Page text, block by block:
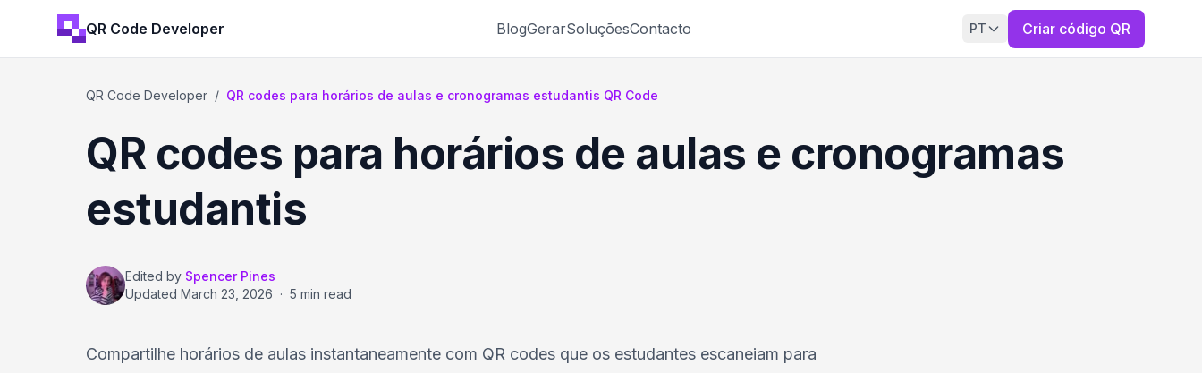
QR Code Developer BlogGerarSoluçõesContacto PT Criar código QR
QR Code Developer / QR codes para horários de aulas e cronogramas estudantis QR Code
QR codes para horários de aulas e cronogramas
estudantis
Edited by Spencer Pines
Updated March 23, 2026 · 5 min read
Compartilhe horários de aulas instantaneamente com QR codes que os estudantes escaneiam para